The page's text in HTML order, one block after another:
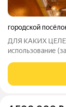
городской
ДЛЯ КАКИХ
использование
- получить
проживать